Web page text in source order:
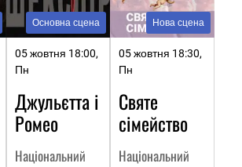
Основна сцена
05 жовтня 18:00,
Пн
Джульєтта і
Ромео
Національний
Нова сцена
05 жовтня 18:30,
Пн
Святе
сімейство
Національний